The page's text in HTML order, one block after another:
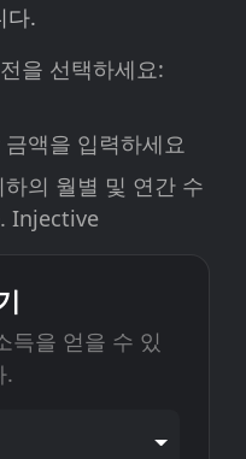
다.
을 선택하세요:
액을 입력하세요
의 월별 및 연간 수
Injective
득을 얻을 수 있
.